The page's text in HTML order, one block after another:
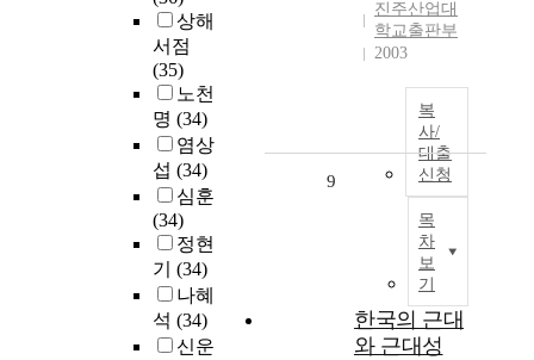
상해
서점
(35)
노천
명 (34)
염상
섭 (34)
심훈
(34)
정현
기 (34)
나혜
석 (34)
신운
진주산업대
학교출판부
2003
복
사/
대출
신청
목
차
보
기
9
한국의 근대
와 근대성